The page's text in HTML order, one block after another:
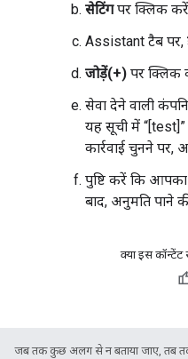
सेटिंगपर क्लिक
Assistant टैब पर,
जोड़ें(+) पर क्लिक
सेवा देने वाली
यह सूची में
कार्रवाई चुनने
पुष्टि करें कि
बाद, अनुमति पाने
क्या इस
जब तक कुछ अलग से न बताया जाए, तब